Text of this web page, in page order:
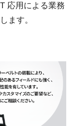
応用による業務
ます。